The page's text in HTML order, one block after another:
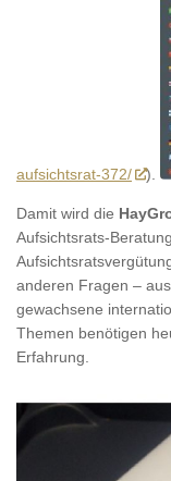
aufsichtsrat-372/ ).
Damit wird die
Aufsichtsrats-
anderen Fragen –
gewachsene
Themen benötigen
Erfahrung.